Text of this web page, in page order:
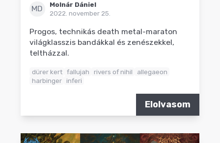
MD
Molnár Dániel
2022. november 25.
Progos, technikás death metal-maraton
világklasszis bandákkal és zenészekkel,
teltházzal.
dürer kert fallujah rivers of nihil
allegaeon
harbinger inferi
Elolvasom